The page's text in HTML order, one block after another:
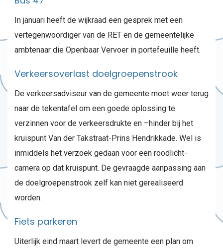
In januari heeft de wijkraad een gesprek met een
vertegenwoordiger van de RET en de gemeentelijke
ambtenaar die Openbaar Vervoer in portefeuille heeft.
Verkeersoverlast doelgroepenstrook
De verkeersadviseur van de gemeente moet weer terug
naar de tekentafel om een goede oplossing te
verzinnen voor de verkeersdrukte en –hinder bij het
kruispunt Van der Takstraat-Prins Hendrikkade. Wel is
inmiddels het verzoek gedaan voor een roodlicht-
camera op dat kruispunt. De gevraagde aanpassing aan
de doelgroepenstrook zelf kan niet gerealiseerd
worden.
Fiets parkeren
Uiterlijk eind maart levert de gemeente een plan om